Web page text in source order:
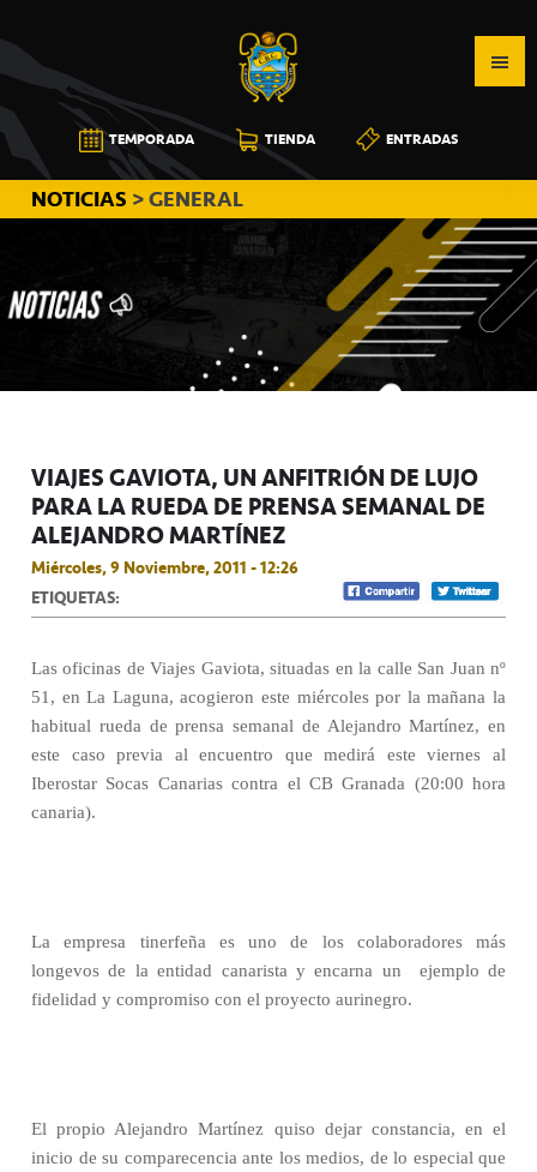
a
la
navegación
principal
al
contenido
principal
a
la
barra
lateral
principal
CB
CANARIAS
TEMPORADA TIENDA ENTRADAS
NOTICIAS > GENERAL
VIAJES GAVIOTA, UN ANFITRIÓN DE LUJO
PARA LA RUEDA DE PRENSA SEMANAL DE
ALEJANDRO MARTÍNEZ
Miércoles, 9 Noviembre, 2011 - 12:26
ETIQUETAS:
Las oficinas de Viajes Gaviota, situadas en la calle San Juan nº
51, en La Laguna, acogieron este miércoles por la mañana la
habitual rueda de prensa semanal de Alejandro Martínez, en
este caso previa al encuentro que medirá este viernes al
Iberostar Socas Canarias contra el CB Granada (20:00 hora
canaria).
La empresa tinerfeña es uno de los colaboradores más
longevos de la entidad canarista y encarna un
ejemplo de
fidelidad y compromiso con el proyecto aurinegro.
El propio Alejandro Martínez quiso dejar constancia, en el
inicio de su comparecencia ante los medios, de lo especial que